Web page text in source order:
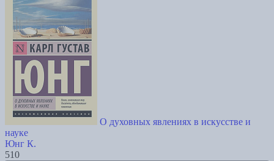
О духовных явлениях в искусстве и
науке
Юнг К.
510